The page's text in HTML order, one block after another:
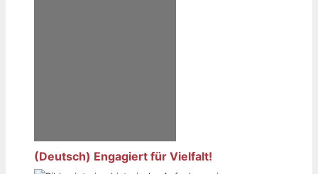
(Deutsch) Engagiert für Vielfalt!